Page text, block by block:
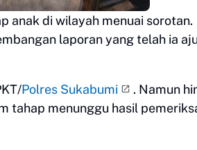
anak di wilayah menuai sorotan.
laporan yang telah ia
Polres Sukabumi
. Namun
tahap menunggu hasil